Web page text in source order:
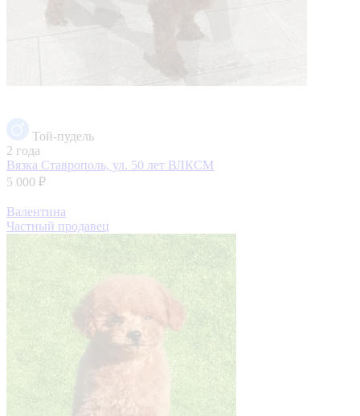
Той-пудель
2 года
Вязка Ставрополь, ул. 50 лет ВЛКСМ
5 000 ₽
Валентина
Частный продавец